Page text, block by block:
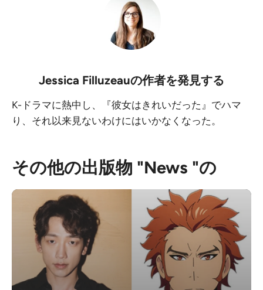
Jessica Filluzeauの作者を発見する
K-ドラマに熱中し、『彼女はきれいだった』でハマ
り、それ以来見ないわけにはいかなくなった。
その他の出版物 "News "の